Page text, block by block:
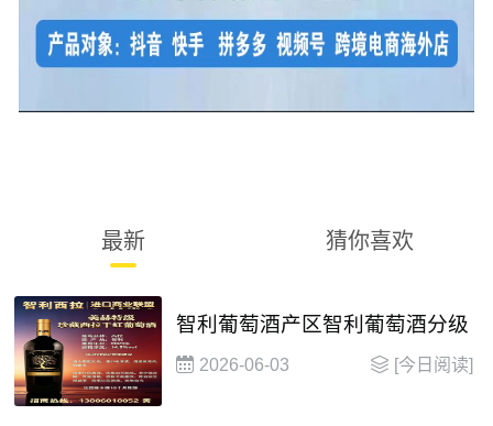
最新 猜你喜欢
智利葡萄酒产区智利葡萄酒分级
2026-06-03 [今日阅读]